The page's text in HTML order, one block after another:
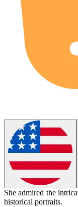
She admired the
historical portraits.